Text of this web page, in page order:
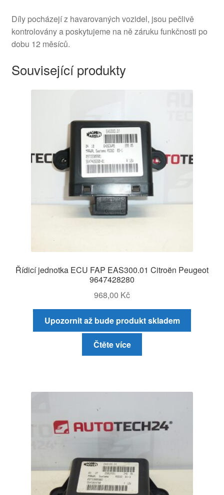
Díly pocházejí z havarovaných vozidel, jsou pečlivě
kontrolovány a poskytujeme na ně záruku funkčnosti po
dobu 12 měsíců.
Související produkty
Řídicí jednotka ECU FAP EAS300.01 Citroën Peugeot
9647428280
968,00 Kč
Upozornit až bude produkt skladem
Čtěte více